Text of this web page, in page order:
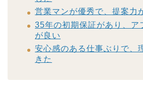
営業マンが優秀で、提案力
35年の初期保証があり、ア
が良い
安心感のある仕事ぶりで、
きた